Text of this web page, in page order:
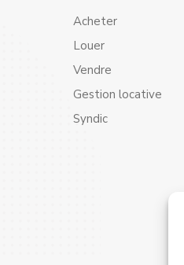
Acheter
Louer
Vendre
Gestion locative
Syndic